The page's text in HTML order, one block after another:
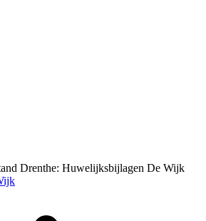
Drenthe: Huwelijksbijlagen De Wijk